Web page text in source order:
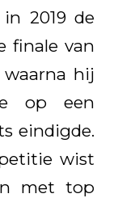
2019 de
finale van
hij
op een
eindigde.
wist
met top